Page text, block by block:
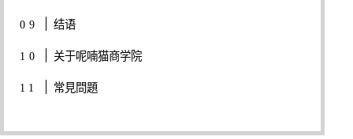
结语
关于呢喃猫商学院
常見問題